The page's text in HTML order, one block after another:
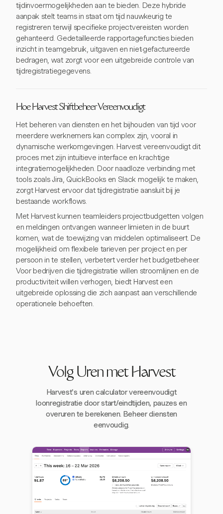
tijdinvoermogelijkheden aan te bieden. Deze hybride
aanpak stelt teams in staat om tijd nauwkeurig te
registreren terwijl specifieke projectvereisten worden
gehanteerd. Gedetailleerde rapportagefuncties bieden
inzicht in teamgebruik, uitgaven en niet-gefactureerde
bedragen, wat zorgt voor een uitgebreide controle van
tijdregistratiegegevens.
Hoe Harvest Shiftbeheer Vereenvoudigt
Het beheren van diensten en het bijhouden van tijd voor
meerdere werknemers kan complex zijn, vooral in
dynamische werkomgevingen. Harvest vereenvoudigt dit
proces met zijn intuïtieve interface en krachtige
integratiemogelijkheden. Door naadloze verbinding met
tools zoals Jira, QuickBooks en Slack mogelijk te maken,
zorgt Harvest ervoor dat tijdregistratie aansluit bij je
bestaande workflows.
Met Harvest kunnen teamleiders projectbudgetten volgen
en meldingen ontvangen wanneer limieten in de buurt
komen, wat de toewijzing van middelen optimaliseert. De
mogelijkheid om flexibele tarieven per project en per
persoon in te stellen, verbetert verder het budgetbeheer.
Voor bedrijven die tijdregistratie willen stroomlijnen en de
productiviteit willen verhogen, biedt Harvest een
uitgebreide oplossing die zich aanpast aan verschillende
operationele behoeften.
Volg Uren met Harvest
Harvest's uren calculator vereenvoudigt
loonregistratie door start/eindtijden, pauzes en
overuren te berekenen. Beheer diensten
eenvoudig.